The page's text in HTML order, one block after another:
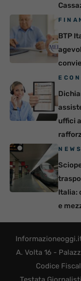
BTP
uffici
NEWS
Italia:
e
A. Volta 16 -
Codice